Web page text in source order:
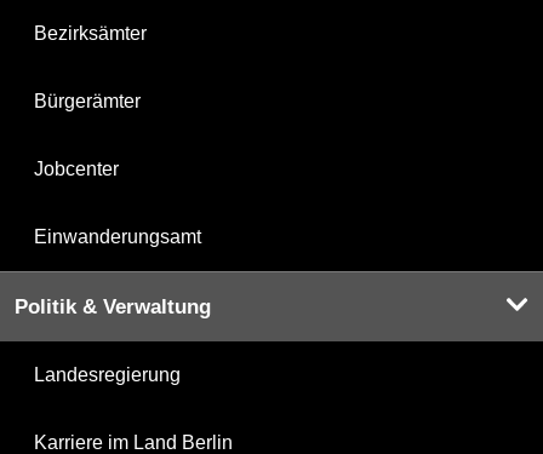
Bezirksämter
Bürgerämter
Jobcenter
Einwanderungsamt
Politik & Verwaltung
Landesregierung
Karriere im Land Berlin